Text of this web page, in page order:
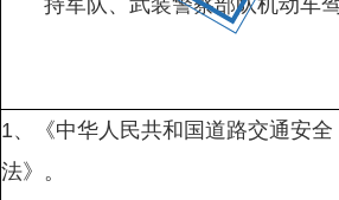
持军队、武装警察部队机动车
1、《中华人民共和国道路交通安全